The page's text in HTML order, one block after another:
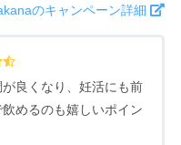
のキャンペーン詳細
が良くなり、妊活にも前
めるのも嬉しいポイン